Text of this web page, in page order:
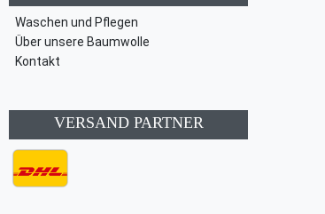
Waschen und Pflegen
Über unsere Baumwolle
Kontakt
VERSAND PARTNER